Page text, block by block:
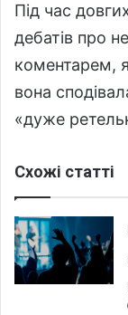
Під час
дебатів про
коментарем,
вона
«дуже
Схожі статті